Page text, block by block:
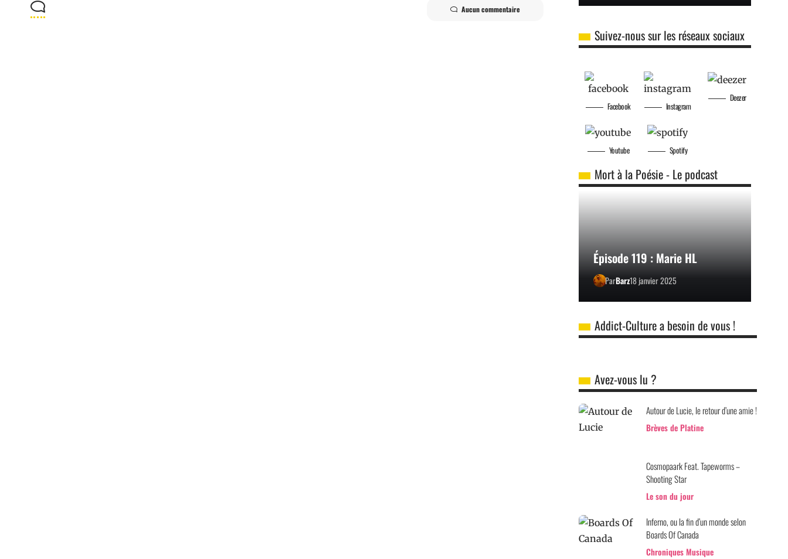
Aucun commentaire
Suivez-nous sur les réseaux sociaux
Facebook
Youtube
Instagram
Spotify
Deezer
Mort à la Poésie - Le podcast
Épisode 119 : Marie HL
ParBarz18 janvier 2025
Addict-Culture a besoin de vous !
Avez-vous lu ?
Autour de Lucie, le retour d’une amie !
Brèves de Platine
Cosmopaark Feat. Tapeworms –
Shooting Star
Le son du jour
Inferno, ou la fin d’un monde selon
Boards Of Canada
Chroniques Musique